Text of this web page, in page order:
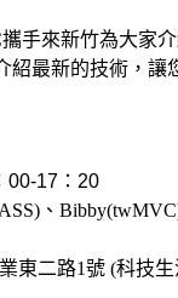
攜手來新竹為大
最新的技術，讓
00-17：20
、
東二路1號 (科技